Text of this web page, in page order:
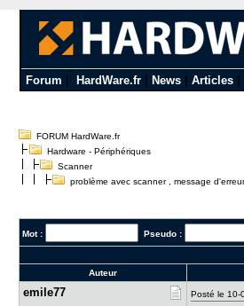
Forum HardWare.fr| News| Articles|
FORUM HardWare.fr
Hardware - Périphériques
Scanner
problème avec scanner , message
Mot : Pseudo :
Auteur
emile77 Posté le 10-